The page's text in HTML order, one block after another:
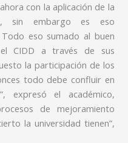
con la aplicación de la
sin embargo es eso
eso sumado al buen
CIDD a través de sus
la participación de los
todo debe confluir en
expresó el académico,
de mejoramiento
la universidad tienen”,